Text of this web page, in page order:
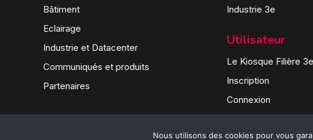
Bâtiment
Eclairage
Industrie et Datacenter
Communiqués et produits
Partenaires
Industrie 3e
Utilisateur
Le Kiosque Filière 3e
Inscription
Connexion
Nous utilisons des cookies pour vous